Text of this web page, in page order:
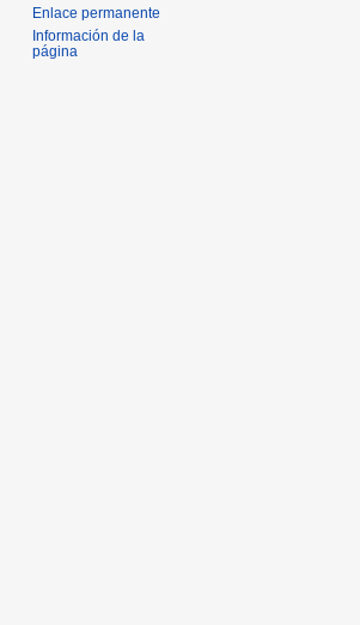
Enlace permanente
Información de la
página